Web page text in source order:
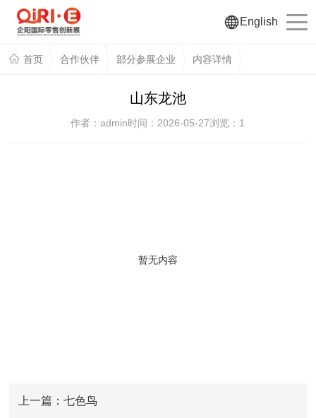
English
首页 合作伙伴 部分参展企业 内容详情
山东龙池
作者：admin时间：2026-05-27浏览： 1
暂无内容
上一篇：七色鸟